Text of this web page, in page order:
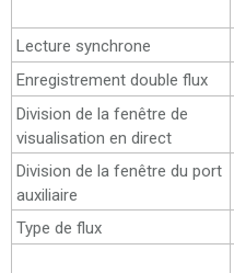
Lecture synchrone
Enregistrement double flux
Division de la fenêtre de
visualisation en direct
Division de la fenêtre du port
auxiliaire
Type de flux